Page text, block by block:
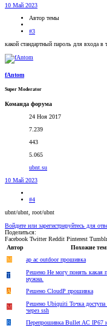
10 Май 2023
Автор темы
#3
какой стандартный пароль для входа
fAntom
Super Moderator
Команда форума
24 Ноя 2017
7.239
443
5.065
ubnt.su
10 Май 2023
#4
ubnt/ubnt, root/ubnt
Войдите или зарегистрируйтесь для
Поделиться:
Facebook Twitter Reddit Pinterest Tumblr
Автор
Похожие
M
ap ac outdoor прошивка
T
Решено Не могу понять какая
нужна.
A
Решено CloudP прошивка
M
Решено Ubiquiti Точка
через ssh
R
Перепрошивка Bullet AC IP67